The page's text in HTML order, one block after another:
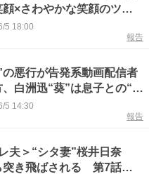
×さわやかな笑顔のツー
月のサレ夫＞
5 18:00
報告
悪行が告発系動画配信者
白洲迅“葵”は息子との“や
を実行する＜余命3ヶ月の
5 14:30
報告
夫＞“シタ妻”桜井日奈
突き飛ばされる 第7話今